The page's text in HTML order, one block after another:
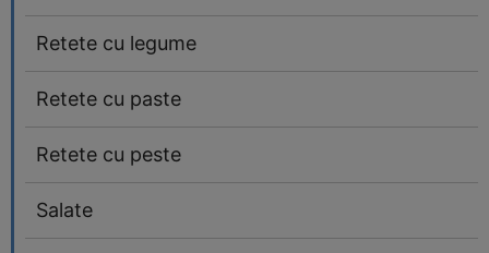
Retete cu legume
Retete cu paste
Retete cu peste
Salate